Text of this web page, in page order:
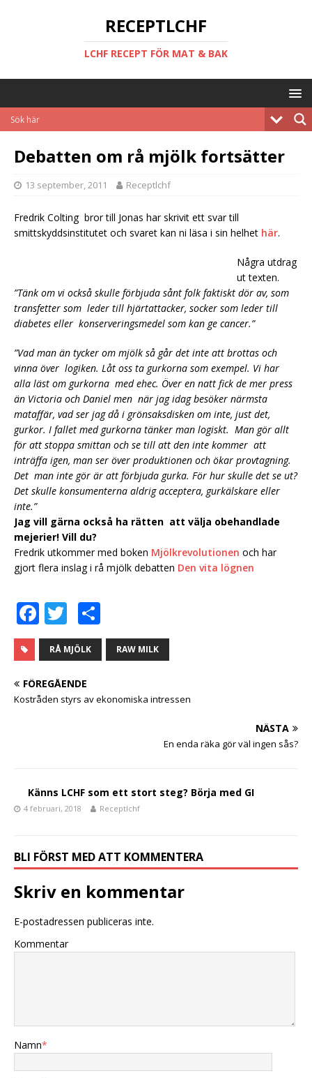
RECEPTLCHF
LCHF RECEPT FÖR MAT & BAK
Debatten om rå mjölk fortsätter
13 september, 2011 Receptlchf
Fredrik Colting bror till Jonas har skrivit ett svar till
smittskyddsinstitutet och svaret kan ni läsa i sin helhet här.
Några utdrag
ut texten.
”Tänk om vi också skulle förbjuda sånt folk faktiskt dör av, som
transfetter som leder till hjärtattacker, socker som leder till
diabetes eller konserveringsmedel som kan ge cancer.”
”Vad man än tycker om mjölk så går det inte att brottas och
vinna över logiken. Låt oss ta gurkorna som exempel. Vi har
alla läst om gurkorna med ehec. Över en natt fick de mer press
än Victoria och Daniel men när jag idag besöker närmsta
mataffär, vad ser jag då i grönsaksdisken om inte, just det,
gurkor. I fallet med gurkorna tänker man logiskt. Man gör allt
för att stoppa smittan och se till att den inte kommer att
inträffa igen, man ser över produktionen och ökar provtagning.
Det man inte gör är att förbjuda gurka. För hur skulle det se ut?
Det skulle konsumenterna aldrig acceptera, gurkälskare eller
inte.”
Jag vill gärna också ha rätten att välja obehandlade
mejerier! Vill du?
Fredrik utkommer med boken Mjölkrevolutionen och har
gjort flera inslag i rå mjölk debatten Den vita lögnen
F
a
c
e
b
T
w
it
te
r
el
a
RÅ MJÖLK RAW MILK
FÖREGÅENDE
Kostråden styrs av ekonomiska intressen
NÄSTA
En enda räka gör väl ingen sås?
Känns LCHF som ett stort steg? Börja med GI
4 februari, 2018 Receptlchf
BLI FÖRST MED ATT KOMMENTERA
Skriv en kommentar
E-postadressen publiceras inte.
Kommentar
Namn*